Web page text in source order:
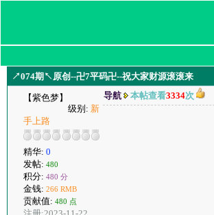
↗074期↖原创--卍7平码卍--祝大家财源滚滚来
【紫色梦】
级别: 新
手上路
精华: 0
发帖: 480
积分: 480 分
金钱: 266 RMB
贡献值: 480 点
导航 本帖查看3334次